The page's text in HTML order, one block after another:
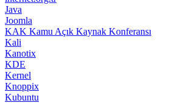
Java
Joomla
KAK Kamu Açık Kaynak Konferansı
Kali
Kanotix
KDE
Kernel
Knoppix
Kubuntu